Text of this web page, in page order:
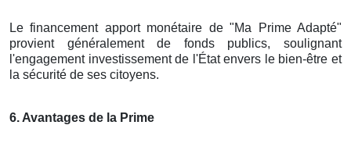
Le financement apport monétaire de "Ma Prime Adapté"
provient généralement de fonds publics, soulignant
l'engagement investissement de l'État envers le bien-être et
la sécurité de ses citoyens.
6. Avantages de la Prime